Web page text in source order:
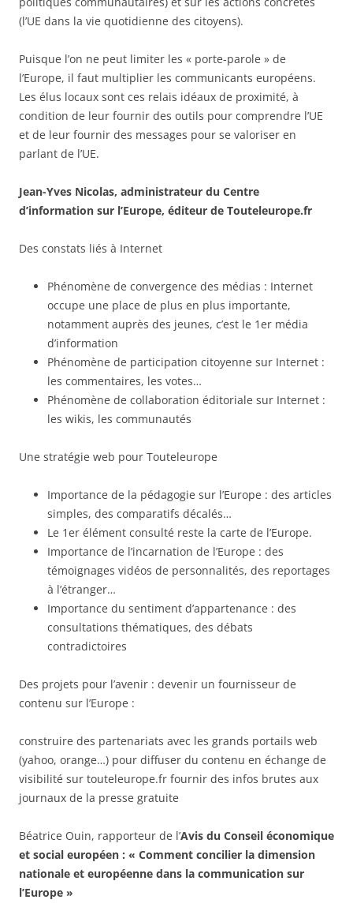
(l’UE dans la vie quotidienne des citoyens).
Puisque l’on ne peut limiter les « porte-parole » de
l’Europe, il faut multiplier les communicants européens.
Les élus locaux sont ces relais idéaux de proximité, à
condition de leur fournir des outils pour comprendre l’UE
et de leur fournir des messages pour se valoriser en
parlant de l’UE.
Jean-Yves Nicolas, administrateur du Centre
d’information sur l’Europe, éditeur de Touteleurope.fr
Des constats liés à Internet
Phénomène de convergence des médias : Internet
occupe une place de plus en plus importante,
notamment auprès des jeunes, c’est le 1er média
d’information
Phénomène de participation citoyenne sur Internet :
les commentaires, les votes…
Phénomène de collaboration éditoriale sur Internet :
les wikis, les communautés
Une stratégie web pour Touteleurope
Importance de la pédagogie sur l’Europe : des articles
simples, des comparatifs décalés…
Le 1er élément consulté reste la carte de l’Europe.
Importance de l’incarnation de l’Europe : des
témoignages vidéos de personnalités, des reportages
à l’étranger…
Importance du sentiment d’appartenance : des
consultations thématiques, des débats
contradictoires
Des projets pour l’avenir : devenir un fournisseur de
contenu sur l’Europe :
construire des partenariats avec les grands portails web
(yahoo, orange…) pour diffuser du contenu en échange de
visibilité sur touteleurope.fr fournir des infos brutes aux
journaux de la presse gratuite
Béatrice Ouin, rapporteur de l’Avis du Conseil économique
et social européen : « Comment concilier la dimension
nationale et européenne dans la communication sur
l’Europe »